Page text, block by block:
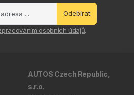
Odebírat
osobních údajů.
AUTOS Czech Republic,
s.r.o.